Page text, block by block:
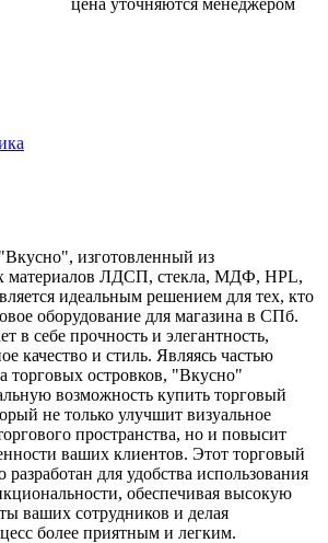
изготовленный из
материалов ЛДСП, стекла, МДФ, HPL,
идеальным решением для тех, кто
оборудование для магазина в СПб.
в себе прочность и элегантность,
качество и стиль. Являясь частью
торговых островков, "Вкусно"
возможность купить торговый
не только улучшит визуальное
пространства, но и повысит
ваших клиентов. Этот торговый
разработан для удобства использования
обеспечивая высокую
ваших сотрудников и делая
более приятным и легким.